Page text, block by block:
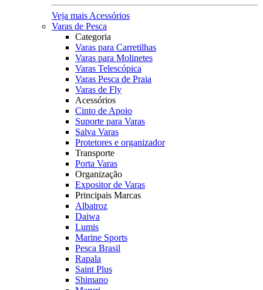
Veja mais Acessórios
Varas de Pesca
Categoria
Varas para Carretilhas
Varas para Molinetes
Varas Telescópica
Varas Pesca de Praia
Varas de Fly
Acessórios
Cinto de Apoio
Suporte para Varas
Salva Varas
Protetores e organizador
Transporte
Porta Varas
Organização
Expositor de Varas
Principais Marcas
Albatroz
Daiwa
Lumis
Marine Sports
Pesca Brasil
Rapala
Saint Plus
Shimano